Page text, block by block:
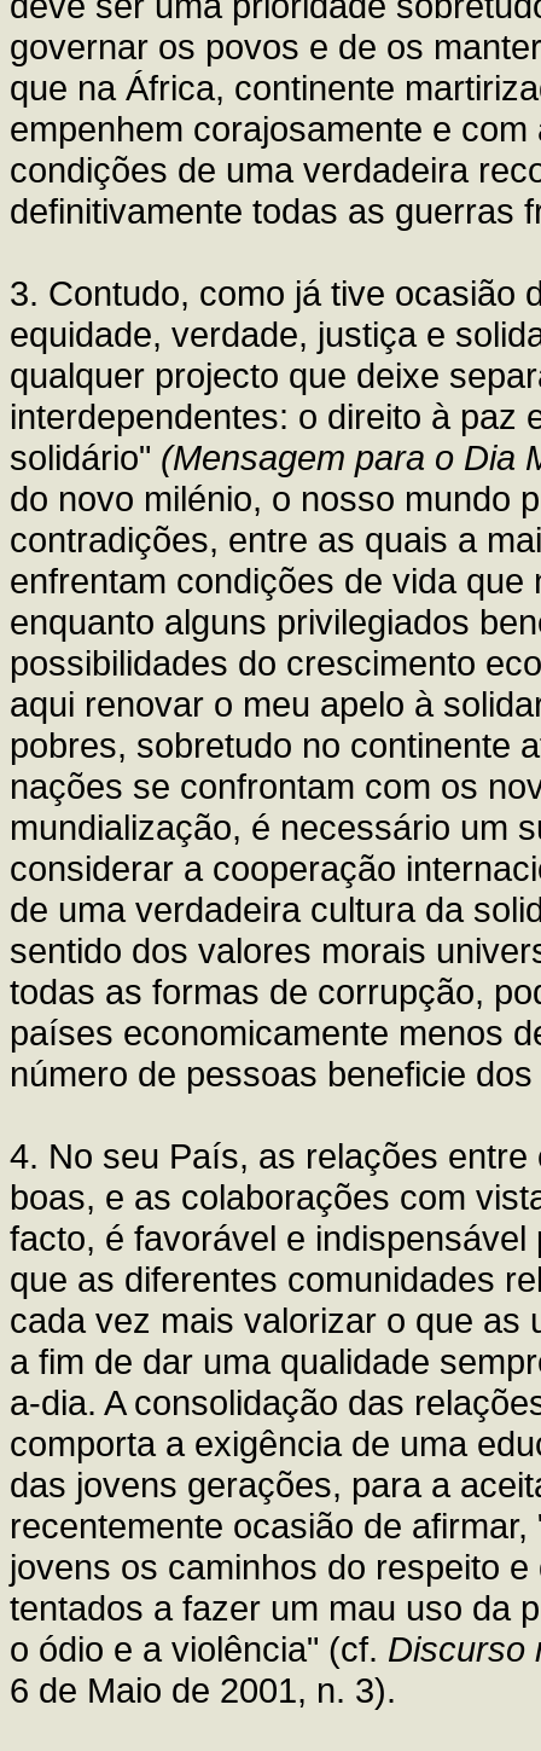
governar os povos e de os
que na África, continente
empenhem corajosamente e
condições de uma verdadeira
definitivamente todas as guerras
3. Contudo, como já tive ocasião
equidade, verdade, justiça e
qualquer projecto que deixe
interdependentes: o direito à paz
solidário" (Mensagem para o Dia
do novo milénio, o nosso mundo
contradições, entre as quais a
enfrentam condições de vida
enquanto alguns privilegiados
possibilidades do crescimento
aqui renovar o meu apelo à
pobres, sobretudo no continente
nações se confrontam com os
mundialização, é necessário um
considerar a cooperação
de uma verdadeira cultura da
sentido dos valores morais
todas as formas de corrupção,
países economicamente menos
número de pessoas beneficie
4. No seu País, as relações
boas, e as colaborações com
facto, é favorável e
que as diferentes comunidades
cada vez mais valorizar o que as
a fim de dar uma qualidade
a-dia. A consolidação das
comporta a exigência de uma
das jovens gerações, para a
recentemente ocasião de
jovens os caminhos do respeito
tentados a fazer um mau uso da
o ódio e a violência" (cf. Discurso
6 de Maio de 2001, n. 3).